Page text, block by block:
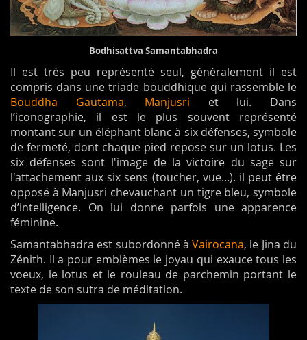
Bodhisattva Samantabhadra
Il est très peu représenté seul, généralement il est
compris dans une triade bouddhique qui rassemble le
Bouddha Gautama, Manjusri et lui. Dans
l’iconographie, il est le plus souvent représenté
montant sur un éléphant blanc à six défenses, symbole
de fermeté, dont chaque pied repose sur un lotus. Les
six défenses sont l'image de la victoire du sage sur
l'attachement aux six sens (toucher, vue...). il peut être
opposé à Manjusri chevauchant un tigre bleu, symbole
d’intelligence. On lui donne parfois une apparence
féminine.
Samantabhadra est subordonné àVairocana, le Jina du
Zénith. Il a pour emblèmes le joyau qui exauce tous les
voeux, le lotus et le rouleau de parchemin portant le
texte de son sutra de méditation.